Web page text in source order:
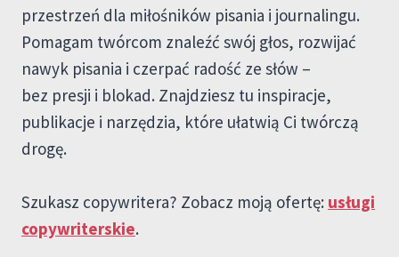
przestrzeń dla miłośników pisania i journalingu.
Pomagam twórcom znaleźć swój głos, rozwijać
nawyk pisania i czerpać radość ze słów –
bez presji i blokad. Znajdziesz tu inspiracje,
publikacje i narzędzia, które ułatwią Ci twórczą
drogę.
Szukasz copywritera? Zobacz moją ofertę: usługi
copywriterskie.